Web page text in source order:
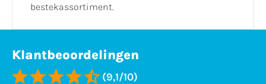
bestekassortiment.
Klantbeoordelingen
(9,1/10)